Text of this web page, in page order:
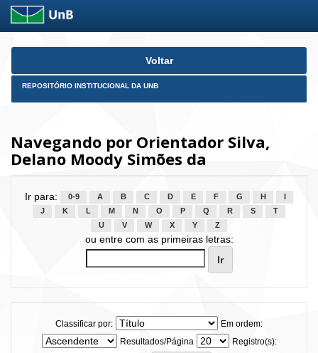
Skip
Voltar
REPOSITÓRIO INSTITUCIONAL DA UNB
Navegando por Orientador Silva,
Delano Moody Simões da
Ir para: 0-9 A B C D E F G H
J
K L M N O P Q R S
T
U
V W X Y Z
ou entre com as primeiras letras:
Classificar por:
Em ordem:
Resultados/Página
Registro(s):